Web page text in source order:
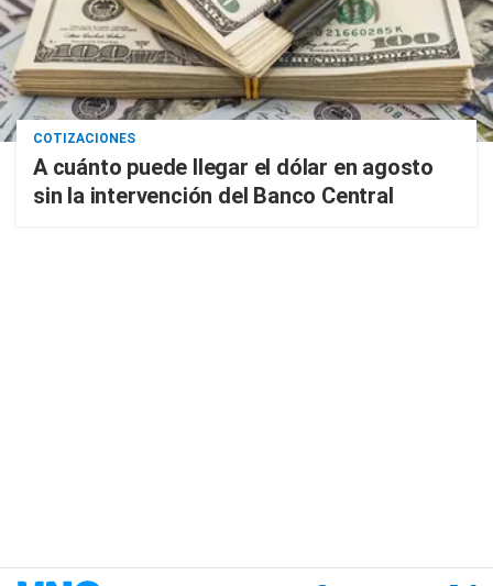
COTIZACIONES
A cuánto puede llegar el dólar en agosto
sin la intervención del Banco Central